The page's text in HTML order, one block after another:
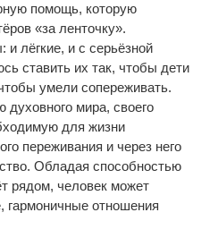
помощь, которую
«за ленточку».
и лёгкие, и с серьёзной
ставить их так, чтобы дети
умели сопереживать.
духовного мира, своего
для жизни
переживания и через него
Обладая способностью
рядом, человек может
гармоничные отношения